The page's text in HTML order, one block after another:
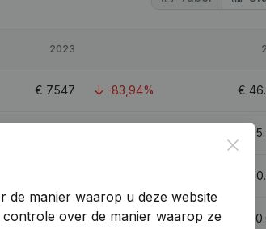
2023
€ 7.547 -83,94% €
€161.283 -10,45%
Close
de manier waarop u deze website
over de manier waarop ze